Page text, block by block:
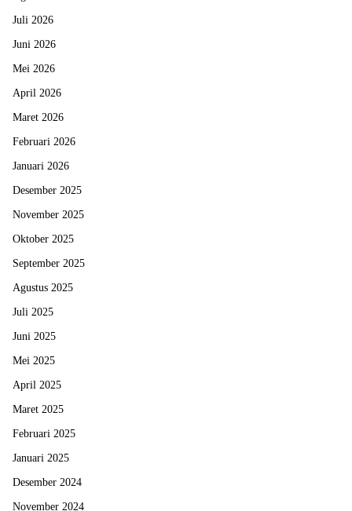
Juli 2026
Juni 2026
Mei 2026
April 2026
Maret 2026
Februari 2026
Januari 2026
Desember 2025
November 2025
Oktober 2025
September 2025
Agustus 2025
Juli 2025
Juni 2025
Mei 2025
April 2025
Maret 2025
Februari 2025
Januari 2025
Desember 2024
November 2024